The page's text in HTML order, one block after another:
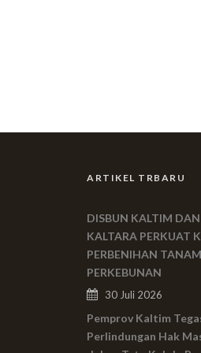
ARTIKEL TRBARU
DISBUN KALTIM
KALTARA PERKUAT
PERBENIHAN
PERKEBUNAN
30 Juli 2026
Pemprov Kaltim
Perlindungan Hak